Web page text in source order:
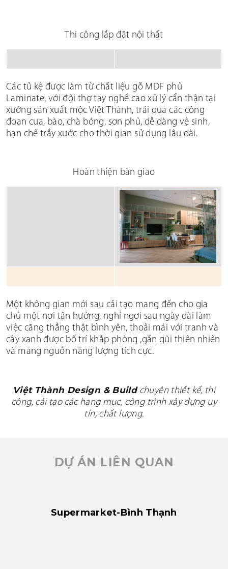
Thi công lắp đặt nội thất
Các tủ kệ được làm từ chất liệu gỗ MDF phủ
Laminate, với đội thợ tay nghề cao xử lý cẩn thận tại
xưởng sản xuất mộc Việt Thành, trải qua các công
đoạn cưa, bào, chà bóng, sơn phủ, dễ dàng vệ sinh,
hạn chế trầy xước cho thời gian sử dụng lâu dài.
Hoàn thiện bàn giao
Một không gian mới sau cải tạo mang đến cho gia
chủ một nơi tận hưởng, nghỉ ngơi sau ngày dài làm
việc căng thẳng thật bình yên, thoải mái với tranh và
cây xanh được bố trí khắp phòng ,gần gũi thiên nhiên
và mang nguồn năng lượng tích cực.
Việt Thành Design & Buildchuyên thiết kế, thi
công, cải tạo các hạng mục, công trình xây dựng uy
tín, chất lượng.
DỰ ÁN LIÊN QUAN
Supermarket-Bình Thạnh